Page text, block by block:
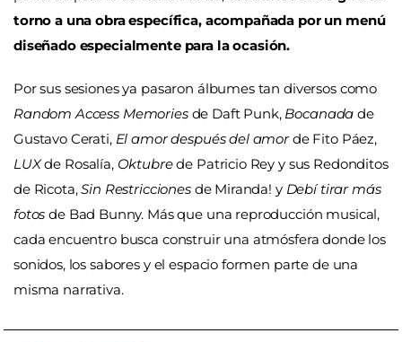
torno a una obra específica, acompañada por un menú
diseñado especialmente para la ocasión.
Por sus sesiones ya pasaron álbumes tan diversos como
Random Access Memoriesde Daft Punk, Bocanada de
Gustavo Cerati, El amor después del amorde Fito Páez,
LUXde Rosalía, Oktubrede Patricio Rey y sus Redonditos
de Ricota,Sin Restriccionesde Miranda! y Debí tirar más
fotos de Bad Bunny. Más que una reproducción musical,
cada encuentro busca construir una atmósfera donde los
sonidos, los sabores y el espacio formen parte de una
misma narrativa.